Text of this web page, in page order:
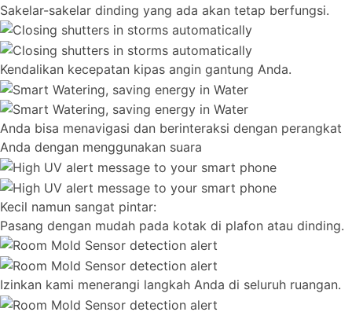
Sakelar-sakelar dinding yang ada akan tetap berfungsi.
Kendalikan kecepatan kipas angin gantung Anda.
Anda bisa menavigasi dan berinteraksi dengan perangkat
Anda dengan menggunakan suara
Kecil namun sangat pintar:
Pasang dengan mudah pada kotak di plafon atau dinding.
Izinkan kami menerangi langkah Anda di seluruh ruangan.